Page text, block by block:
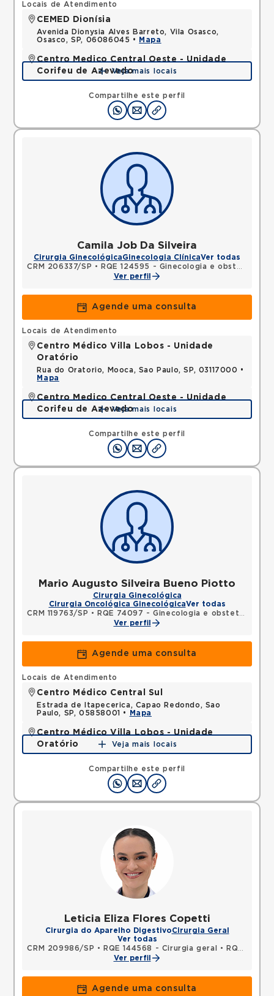
Compartilhe este perfil
Locais de Atendimento
CEMED Dionísia
Avenida Dionysia Alves Barreto, Vila Osasco,
Osasco, SP, 06086045 •
Mapa
Centro Medico Central Oeste - Unidade
Corifeu de Azevedo
Avenida Corifeu de Azevedo Marques, Centro,
Carapicuiba, SP, 06320090 •
Mapa
Veja mais locais
Camila Job Da Silveira
Cirurgia GinecológicaGinecologia ClínicaVer todas
CRM 206337/SP •
RQE 124595 - Ginecologia e obstetrícia
Ver perfil
Agende uma consulta
Compartilhe este perfil
Locais de Atendimento
Centro Médico Villa Lobos - Unidade
Oratório
Rua do Oratorio, Mooca, Sao Paulo, SP, 03117000 •
Mapa
Centro Medico Central Oeste - Unidade
Corifeu de Azevedo
Avenida Corifeu de Azevedo Marques, Centro,
Carapicuiba, SP, 06320090 •
Mapa
Veja mais locais
Mario Augusto Silveira Bueno Piotto
Cirurgia Ginecológica
Cirurgia Oncológica GinecológicaVer todas
CRM 119763/SP •
RQE 74097 - Ginecologia e obstetrícia
Ver perfil
Agende uma consulta
Compartilhe este perfil
Locais de Atendimento
Centro Médico Central Sul
Estrada de Itapecerica, Capao Redondo, Sao
Paulo, SP, 05858001 •
Mapa
Centro Médico Villa Lobos - Unidade
Oratório
Rua do Oratorio, Mooca, Sao Paulo, SP, 03117000 •
Veja mais locais
Leticia Eliza Flores Copetti
Cirurgia do Aparelho DigestivoCirurgia Geral
Ver todas
CRM 209986/SP • RQE 144568 - Cirurgia geral •
RQE 148477 - Cirurgia oncológica
Ver perfil
Agende uma consulta